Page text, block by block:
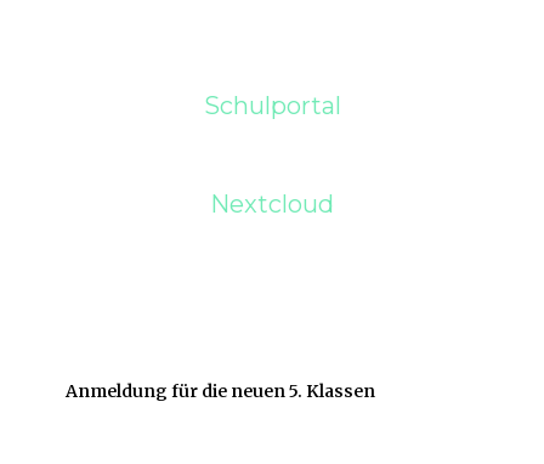
Schulportal
Nextcloud
Anmeldung für die neuen 5. Klassen